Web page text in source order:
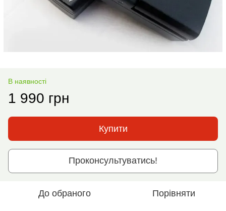
В наявності
1 990 грн
Купити
Проконсультуватись!
До обраного Порівняти